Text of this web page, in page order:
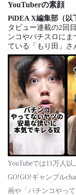
YouTuberの素顔
PiDEA X編集部（以
タビュー連載の2回
ンコやパチスロにま
ている「もり田」さ
YouTubeでは11万人
GO!GO!ギャンブル
画や「パチンコやっ